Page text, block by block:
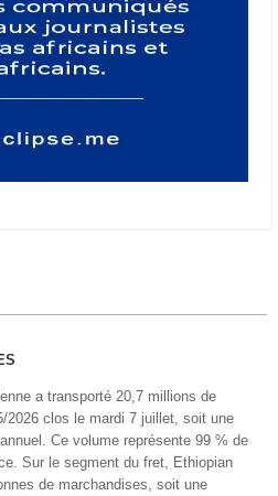
a transporté 20,7 millions de
2026 clos le mardi 7 juillet, soit une
Ce volume représente 99 % de
Sur le segment du fret, Ethiopian
de marchandises, soit une